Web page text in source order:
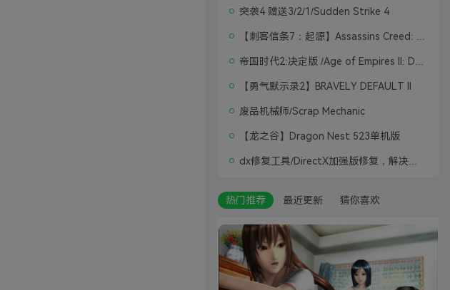
突袭4 赠送3/2/1/Sudden Strike 4
【勇气默示录2】BRAVELY DEFAULT II
废品机械师/Scrap Mechanic
【龙之谷】Dragon Nest 523单机版
热门推荐 最近更新 猜你喜欢